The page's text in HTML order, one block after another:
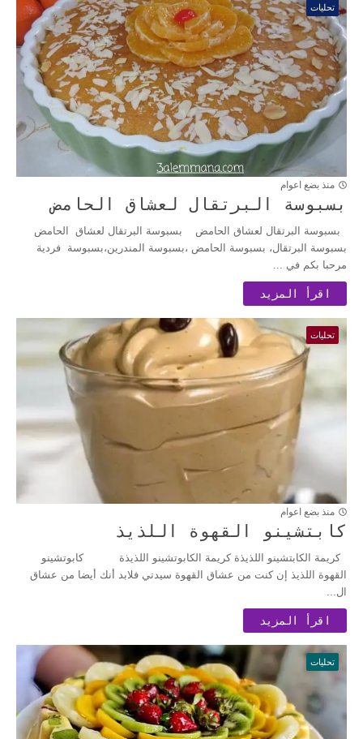
تحليات
منذ بضع اعوام
بسبوسة البرتقال لعشاق الحامض
بسبوسة البرتقال لعشاق الحامض بسبوسة البرتقال لعشاق الحامض
بسبوسة البرتقال، بسبوسة الحامض ،بسبوسة المندرين،بسبوسة فردية
مرحبا بكم في ...
اقرأ المزيد
تحليات
منذ بضع اعوام
كابتشينو القهوة اللذيذ
كريمة الكابتشينو اللذيذة كريمة الكابوتشينو اللذيذة كابوتشينو
القهوة اللذيذ إن كنت من عشاق القهوة سيدتي فلابد أنك أيضا من عشاق
ال...
اقرأ المزيد
تحليات